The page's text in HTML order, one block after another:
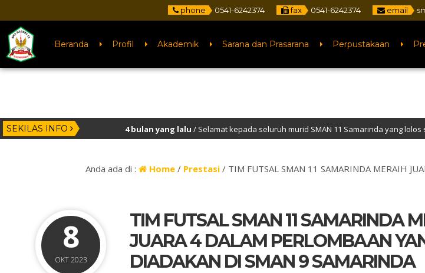
phone 0541-6242374 fax 0541-6242374 email
Beranda Profil Akademik Sarana dan Prasarana Perpustakaan
SEKILAS INFO4 bulan yang lalu
/ Selamat kepada seluruh murid SMAN 11 Samarinda yang lolos seleksi PTN jalur
Anda ada di : Home/ Prestasi/ TIM FUTSAL SMAN 11 SAMARINDA MERAIH
8
OKT 2023
TIM FUTSAL SMAN 11 SAMARINDA
JUARA 4 DALAM PERLOMBAAN
DIADAKAN DI SMAN 9 SAMARINDA